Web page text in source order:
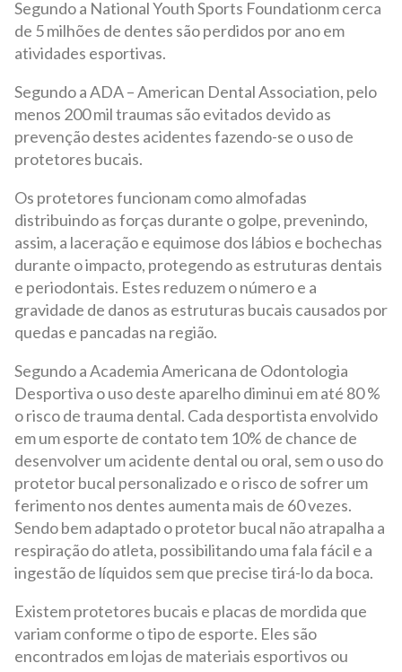
Segundo a National Youth Sports Foundationm cerca
de 5 milhões de dentes são perdidos por ano em
atividades esportivas.
Segundo a ADA – American Dental Association, pelo
menos 200 mil traumas são evitados devido as
prevenção destes acidentes fazendo-se o uso de
protetores bucais.
Os protetores funcionam como almofadas
distribuindo as forças durante o golpe, prevenindo,
assim, a laceração e equimose dos lábios e bochechas
durante o impacto, protegendo as estruturas dentais
e periodontais. Estes reduzem o número e a
gravidade de danos as estruturas bucais causados por
quedas e pancadas na região.
Segundo a Academia Americana de Odontologia
Desportiva o uso deste aparelho diminui em até 80 %
o risco de trauma dental. Cada desportista envolvido
em um esporte de contato tem 10% de chance de
desenvolver um acidente dental ou oral, sem o uso do
protetor bucal personalizado e o risco de sofrer um
ferimento nos dentes aumenta mais de 60 vezes.
Sendo bem adaptado o protetor bucal não atrapalha a
respiração do atleta, possibilitando uma fala fácil e a
ingestão de líquidos sem que precise tirá-lo da boca.
Existem protetores bucais e placas de mordida que
variam conforme o tipo de esporte. Eles são
encontrados em lojas de materiais esportivos ou